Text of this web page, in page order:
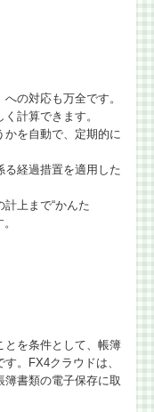
の対応も万全です。
計算できます。
を自動で、定期的に
る経過措置を適用した
上まで“かんた
とを条件として、帳簿
。FX4クラウドは、
簿書類の電子保存に取